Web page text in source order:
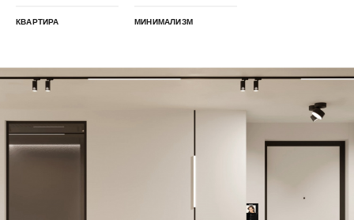
КВАРТИРА МИНИМАЛИЗМ